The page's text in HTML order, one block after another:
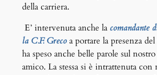
della carriera.
E’ intervenuta anche la comandante
la C.F. Grecoa portare la presenza
ha speso anche belle parole sul
amico. La stessa si è intrattenuta